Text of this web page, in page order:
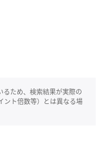
ため、検索結果が実際の
ント倍数等）とは異なる場